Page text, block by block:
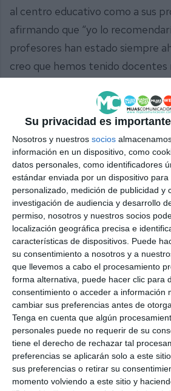
Su privacidad es
Nosotros y nuestros socios
información en un dispositivo, como
datos personales, como identificadores
estándar enviada por un dispositivo
personalizado, medición de publicidad y
investigación de audiencia y desarrollo
permiso, nosotros y nuestros socios
localización geográfica precisa e
características de dispositivos. Puede
su consentimiento a nosotros y a
que llevemos a cabo el procesamiento
forma alternativa, puede hacer clic para
consentimiento o acceder a información
cambiar sus preferencias antes de
Tenga en cuenta que algún
personales puede no requerir de su
tiene el derecho de rechazar tal
preferencias se aplicarán solo a este
sus preferencias o retirar su
momento volviendo a este sitio y
al centro educativo como a sus
afirmando que “yo lo
profesores han estado siempre
creo que hemos tenido docentes
todas las asignaturas para ir a la
A partir de ahora, unos seguirán
mientras que otros se
En cualquiera de los casos, les
que ojalá se cumplan sus sueños.
Comparte esta noticia desde el
https://mijascom.com/?a=38460
MIJAS GRADUACIÓN EDUCACIÓN